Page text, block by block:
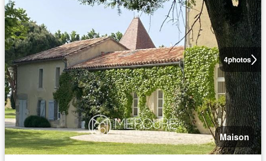
4photos
Maison